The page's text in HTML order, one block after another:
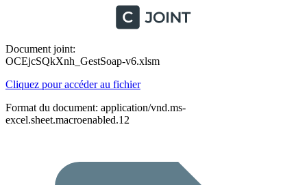
Document joint:
OCEjcSQkXnh_GestSoap-v6.xlsm
Cliquez pour accéder au fichier
Format du document: application/vnd.ms-
excel.sheet.macroenabled.12